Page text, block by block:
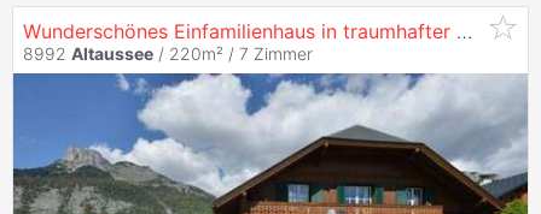
Wunderschönes Einfamilienhaus in traumhafter Naturkulisse
8992 Altaussee / 220m² / 7 Zimmer